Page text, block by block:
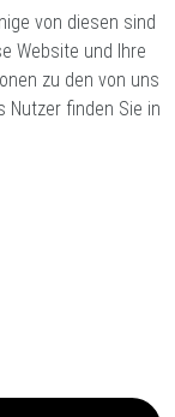
von diesen sind
Website und Ihre
zu den von uns
Nutzer finden Sie in